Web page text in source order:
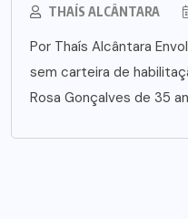
THAÍS ALCÂNTARA
Por Thaís Alcântara
sem carteira de
Rosa Gonçalves de 35